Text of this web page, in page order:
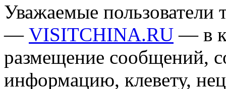
Уважаемые пользователи
— VISITCHINA.RU — в
размещение сообщений,
информацию, клевету,